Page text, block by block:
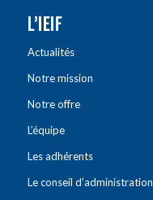
L’IEIF
Actualités
Notre mission
Notre offre
L’équipe
Les adhérents
Le conseil d’administration